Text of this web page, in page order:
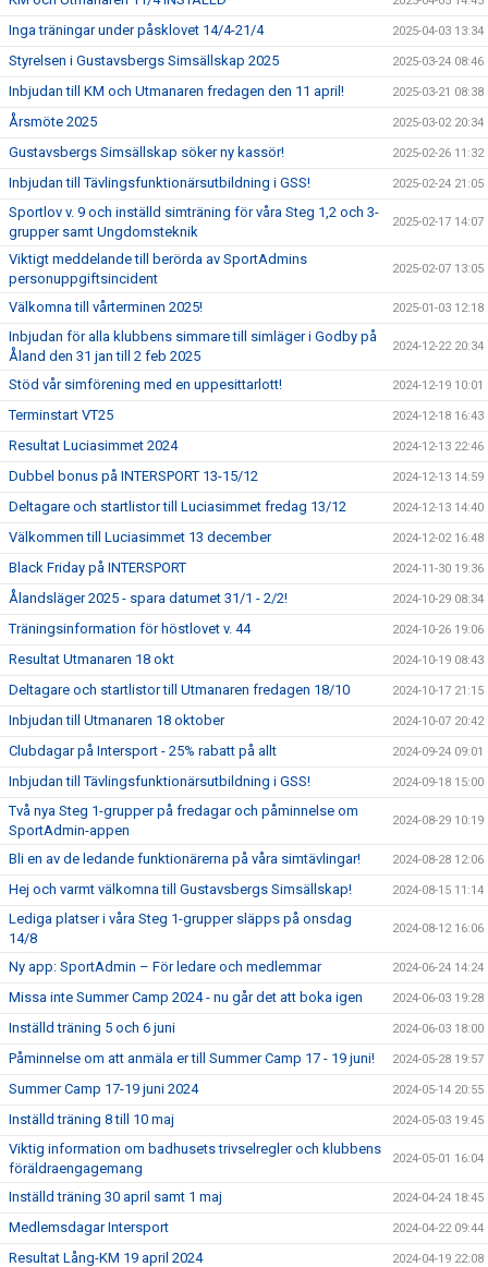
Inga träningar under påsklovet 14/4-21/4 2025-04-03 13:34
Styrelsen i Gustavsbergs Simsällskap 2025 2025-03-24 08:46
Inbjudan till KM och Utmanaren fredagen den 11 april! 2025-03-21 08:38
Årsmöte 2025 2025-03-02 20:34
Gustavsbergs Simsällskap söker ny kassör! 2025-02-26 11:32
Inbjudan till Tävlingsfunktionärsutbildning i GSS! 2025-02-24 21:05
Sportlov v. 9 och inställd simträning för våra Steg 1,2 och 3-
grupper samt Ungdomsteknik
2025-02-17 14:07
Viktigt meddelande till berörda av SportAdmins
personuppgiftsincident
2025-02-07 13:05
Välkomna till vårterminen 2025! 2025-01-03 12:18
Inbjudan för alla klubbens simmare till simläger i Godby på
Åland den 31 jan till 2 feb 2025
2024-12-22 20:34
Stöd vår simförening med en uppesittarlott! 2024-12-19 10:01
Terminstart VT25 2024-12-18 16:43
Resultat Luciasimmet 2024 2024-12-13 22:46
Dubbel bonus på INTERSPORT 13-15/12 2024-12-13 14:59
Deltagare och startlistor till Luciasimmet fredag 13/12 2024-12-13 14:40
Välkommen till Luciasimmet 13 december 2024-12-02 16:48
Black Friday på INTERSPORT 2024-11-30 19:36
Ålandsläger 2025 - spara datumet 31/1 - 2/2! 2024-10-29 08:34
Träningsinformation för höstlovet v. 44 2024-10-26 19:06
Resultat Utmanaren 18 okt 2024-10-19 08:43
Deltagare och startlistor till Utmanaren fredagen 18/10 2024-10-17 21:15
Inbjudan till Utmanaren 18 oktober 2024-10-07 20:42
Clubdagar på Intersport - 25% rabatt på allt 2024-09-24 09:01
Inbjudan till Tävlingsfunktionärsutbildning i GSS! 2024-09-18 15:00
Två nya Steg 1-grupper på fredagar och påminnelse om
SportAdmin-appen
2024-08-29 10:19
Bli en av de ledande funktionärerna på våra simtävlingar! 2024-08-28 12:06
Hej och varmt välkomna till Gustavsbergs Simsällskap! 2024-08-15 11:14
Lediga platser i våra Steg 1-grupper släpps på onsdag
14/8
2024-08-12 16:06
Ny app: SportAdmin – För ledare och medlemmar 2024-06-24 14:24
Missa inte Summer Camp 2024 - nu går det att boka igen 2024-06-03 19:28
Inställd träning 5 och 6 juni 2024-06-03 18:00
Påminnelse om att anmäla er till Summer Camp 17 - 19 juni! 2024-05-28 19:57
Summer Camp 17-19 juni 2024 2024-05-14 20:55
Inställd träning 8 till 10 maj 2024-05-03 19:45
Viktig information om badhusets trivselregler och klubbens
föräldraengagemang
2024-05-01 16:04
Inställd träning 30 april samt 1 maj 2024-04-24 18:45
Medlemsdagar Intersport 2024-04-22 09:44
Resultat Lång-KM 19 april 2024 2024-04-19 22:08